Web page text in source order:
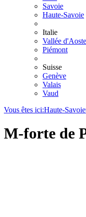
Savoie
Haute-Savoie
Italie
Vallée d'Aoste
Piémont
Suisse
Genève
Valais
Vaud
Vous êtes ici:Haute-Savoie
M-forte de